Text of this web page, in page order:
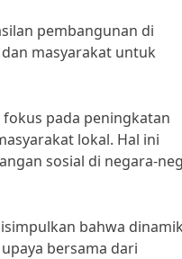
pembangunan di
masyarakat untuk
pada peningkatan
lokal. Hal ini
sosial di negara-
bahwa
bersama dari